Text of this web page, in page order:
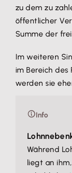
zu dem zu
öffentlicher
Summe der
Im weiteren
im Bereich
werden sie
Info
Während
liegt an